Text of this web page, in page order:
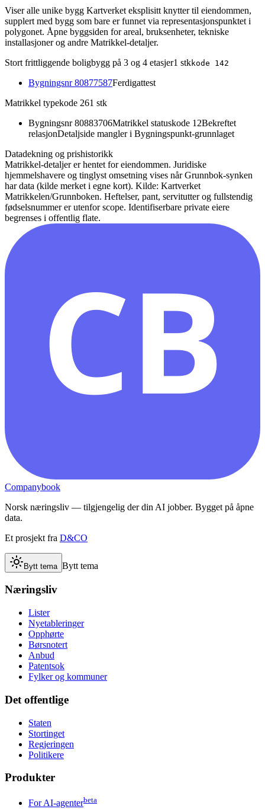
Viser alle unike bygg Kartverket eksplisitt knytter til eiendommen,
supplert med bygg som bare er funnet via representasjonspunktet i
polygonet. Åpne byggsiden for areal, bruksenheter, tekniske
installasjoner og andre Matrikkel-detaljer.
Stort frittliggende boligbygg på 3 og 4 etasjer1 stkkode 142
Bygningsnr80877587Ferdigattest
Matrikkel typekode 261 stk
Bygningsnr80883706Matrikkel statuskode 12Bekreftet
relasjonDetaljside mangler i Bygningspunkt-grunnlaget
Datadekning og prishistorikk
Matrikkel-detaljer er hentet for eiendommen. Juridiske
hjemmelshavere og tinglyst omsetning vises når Grunnbok-synken
har data (kilde merket i egne kort). Kilde: Kartverket
Matrikkelen/Grunnboken. Heftelser, pant, servitutter og fullstendig
fødselsnummer er utenfor scope. Identifiserbare private eiere
begrenses i offentlig flate.
CB
Companybook
Norsk næringsliv — tilgjengelig der din AI jobber. Bygget på åpne
data.
Et prosjekt fra D&CO
Bytt tema Bytt tema
Næringsliv
Lister
Nyetableringer
Opphørte
Børsnotert
Anbud
Patentsok
Fylker og kommuner
Det offentlige
Staten
Stortinget
Regjeringen
Politikere
Produkter
For AI-agenterbeta